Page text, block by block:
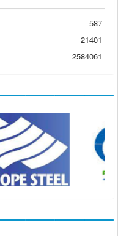
587
21401
2584061